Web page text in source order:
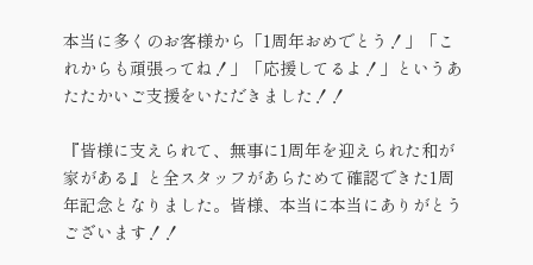
本当に多くのお客様から「1周年おめでとう！」「こ
れからも頑張ってね！」「応援してるよ！」というあ
たたかいご支援をいただきました！！
『皆様に支えられて、無事に1周年を迎えられた和が
家がある』と全スタッフがあらためて確認できた1周
年記念となりました。皆様、本当に本当にありがとう
ございます！！